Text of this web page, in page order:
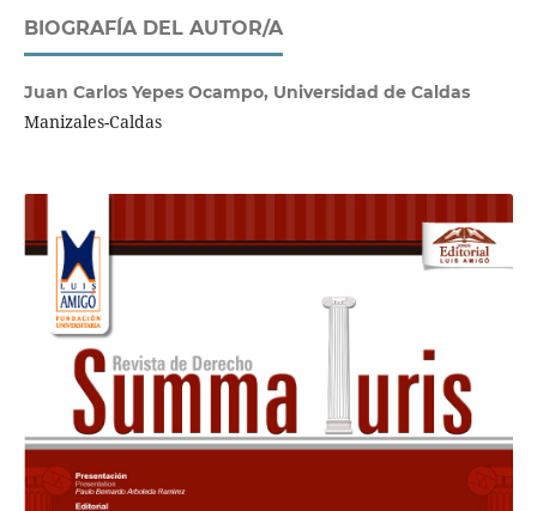
BIOGRAFÍA DEL AUTOR/A
Juan Carlos Yepes Ocampo, Universidad de Caldas
Manizales-Caldas